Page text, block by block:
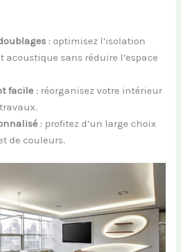
: optimisez l’isolation
acoustique sans réduire l’espace
facile : réorganisez votre intérieur
: profitez d’un large choix
de couleurs.